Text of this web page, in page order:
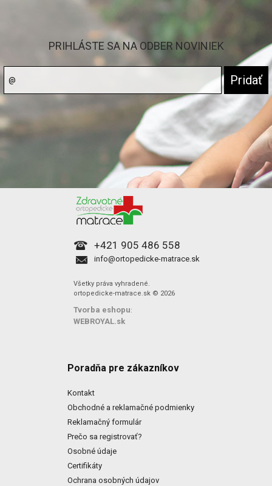
PRIHLÁSTE SA NA ODBER NOVINIEK
+421 905 486 558
info@ortopedicke-matrace.sk
Všetky práva vyhradené.
ortopedicke-matrace.sk © 2026
Tvorba eshopu:
WEBROYAL.sk
Poradňa pre zákazníkov
Kontakt
Obchodné a reklamačné podmienky
Reklamačný formulár
Prečo sa registrovať?
Osobné údaje
Certifikáty
Ochrana osobných údajov